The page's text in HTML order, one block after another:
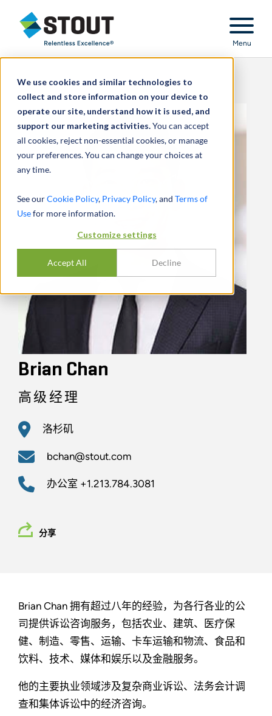
We use cookies and similar technologies to
collect and store information on your device to
operate our site, understand how it is used, and
support our marketing activities.You can accept
all cookies, reject non-essential cookies, or manage
your preferences. You can change your choices at
any time.
See ourCookie Policy, Privacy Policy, and Terms of
Usefor more information.
Customize settings
Accept All Decline
Stout Relentless Excellence
Menu
Brian Chan
高级经理
洛杉矶
bchan@stout.com
办公室 +1.213.784.3081
分享
Brian Chan 拥有超过八年的经验，为各行各业的公
司提供诉讼咨询服务，包括农业、建筑、医疗保
健、制造、零售、运输、卡车运输和物流、食品和
饮料、技术、媒体和娱乐以及金融服务。
他的主要执业领域涉及复杂商业诉讼、法务会计调
查和集体诉讼中的经济咨询。